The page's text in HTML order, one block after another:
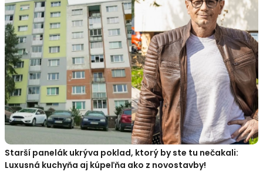
Starší panelák ukrýva poklad, ktorý by ste tu nečakali:
Luxusná kuchyňa aj kúpeľňa ako z novostavby!